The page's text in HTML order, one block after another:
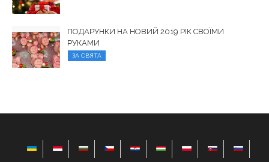
ПОДАРУНКИ НА НОВИЙ 2019 РІК СВОЇМИ
РУКАМИ
ЗА СВЯТА